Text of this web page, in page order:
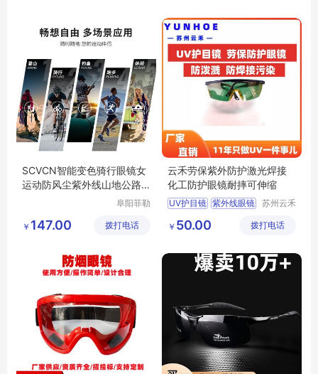
SCVCN智能变色骑行眼镜女
运动防风尘紫外线山地公路
阜阳菲勒
公司
￥ 147.00 拨打电话
云禾劳保紫外防护激光焊接
化工防护眼镜耐摔可伸缩
UV护目镜 紫外线眼镜
防护眼镜 劳保眼镜
苏州云禾
有限公司
￥ 50.00 拨打电话